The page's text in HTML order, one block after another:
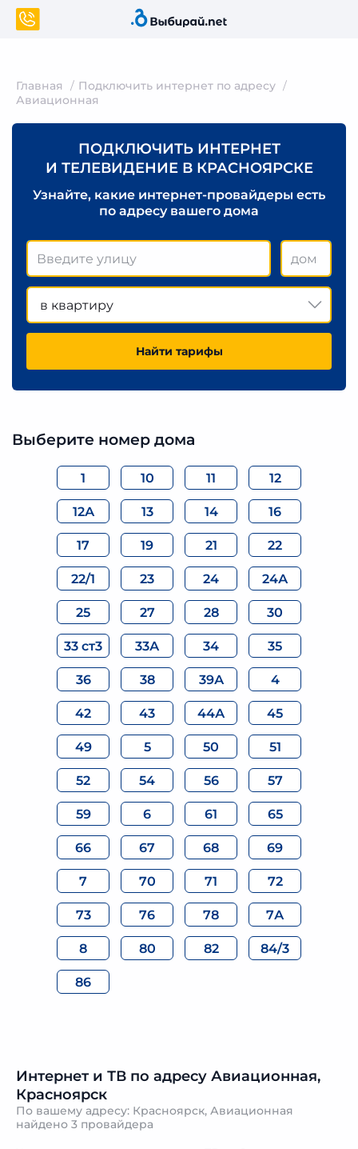
Главная
Подключить интернет по адресу
Авиационная
ПОДКЛЮЧИТЬ ИНТЕРНЕТ
И ТЕЛЕВИДЕНИЕ В КРАСНОЯРСКЕ
Узнайте, какие интернет-провайдеры есть
по адресу вашего дома
в квартиру
Найти тарифы
Выберите номер дома
1 10 11 12
12А 13 14 16
17 19 21 22
22/1 23 24 24А
25 27 28 30
33 ст3 33А 34 35
36 38 39А 4
42 43 44А 45
49 5 50 51
52 54 56 57
59 6 61 65
66 67 68 69
7 70 71 72
73 76 78 7А
8 80 82 84/3
86
Интернет и ТВ по адресу Авиационная,
Красноярск
По вашему адресу: Красноярск, Авиационная
найдено 3 провайдера